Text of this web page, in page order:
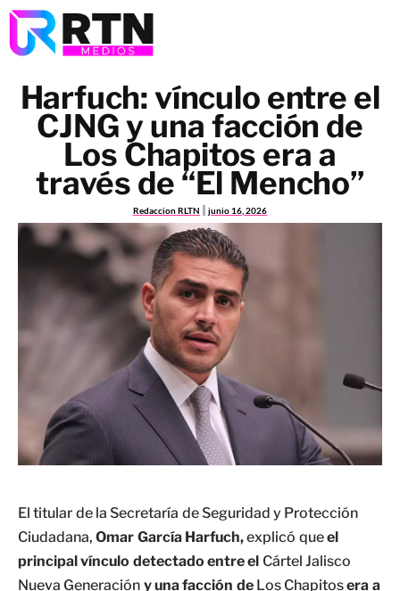
Harfuch: vínculo entre el
CJNG y una facción de
Los Chapitos era a
través de “El Mencho”
Redaccion RLTN junio 16, 2026
El titular de la Secretaría de Seguridad y Protección
Ciudadana, Omar García Harfuch,explicó queel
principal vínculo detectado entre el Cártel Jalisco
Nueva Generación y una facción deLos Chapitosera a